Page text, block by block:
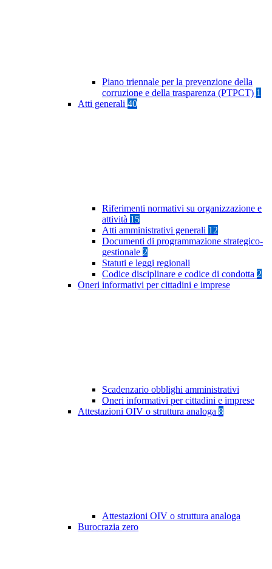
Piano triennale per la prevenzione della
corruzione e della trasparenza (PTPCT) 1
Atti generali 40
Riferimenti normativi su organizzazione e
attività 15
Atti amministrativi generali 12
Documenti di programmazione strategico-
gestionale 2
Statuti e leggi regionali
Codice disciplinare e codice di condotta 2
Oneri informativi per cittadini e imprese
Scadenzario obblighi amministrativi
Oneri informativi per cittadini e imprese
Attestazioni OIV o struttura analoga 8
Attestazioni OIV o struttura analoga
Burocrazia zero